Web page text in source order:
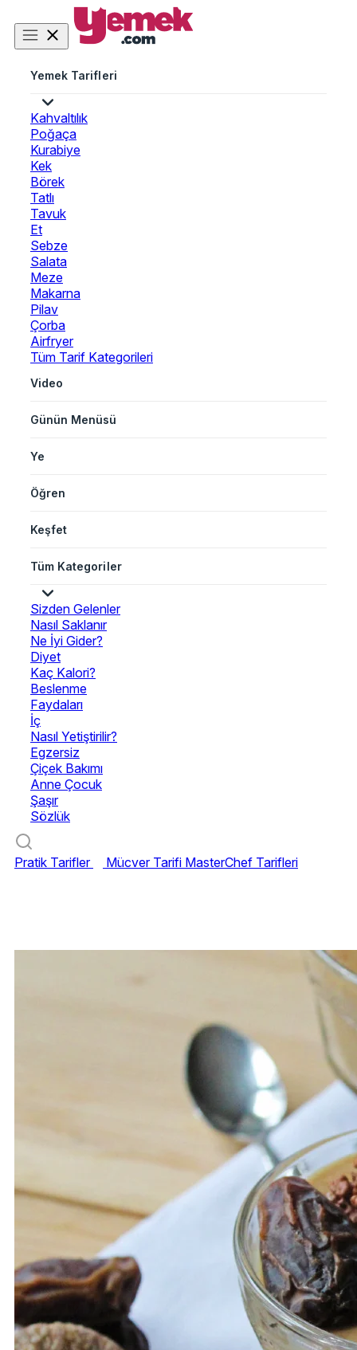
Yemek Tarifleri
Kahvaltılık
Poğaça
Kurabiye
Kek
Börek
Tatlı
Tavuk
Et
Sebze
Salata
Meze
Makarna
Pilav
Çorba
Airfryer
Tüm Tarif Kategorileri
Video
Günün Menüsü
Ye
Öğren
Keşfet
Tüm Kategoriler
Sizden Gelenler
Nasıl Saklanır
Ne İyi Gider?
Diyet
Kaç Kalori?
Beslenme
Faydaları
İç
Nasıl Yetiştirilir?
Egzersiz
Çiçek Bakımı
Anne Çocuk
Şaşır
Sözlük
Pratik Tarifler Mücver Tarifi MasterChef Tarifleri